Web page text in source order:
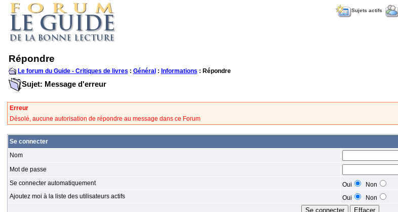
Sujets actifs
Répondre
Le forum du Guide - Critiques de livres : Général : Informations : Répondre
Sujet: Message d'erreur
Erreur
Désolé, aucune autorisation de répondre au message dans ce Forum
Se connecter
Nom
Mot de passe
Se connecter automatiquement
Oui
Non
Ajoutez moi à la liste des utilisateurs actifs
Oui Non